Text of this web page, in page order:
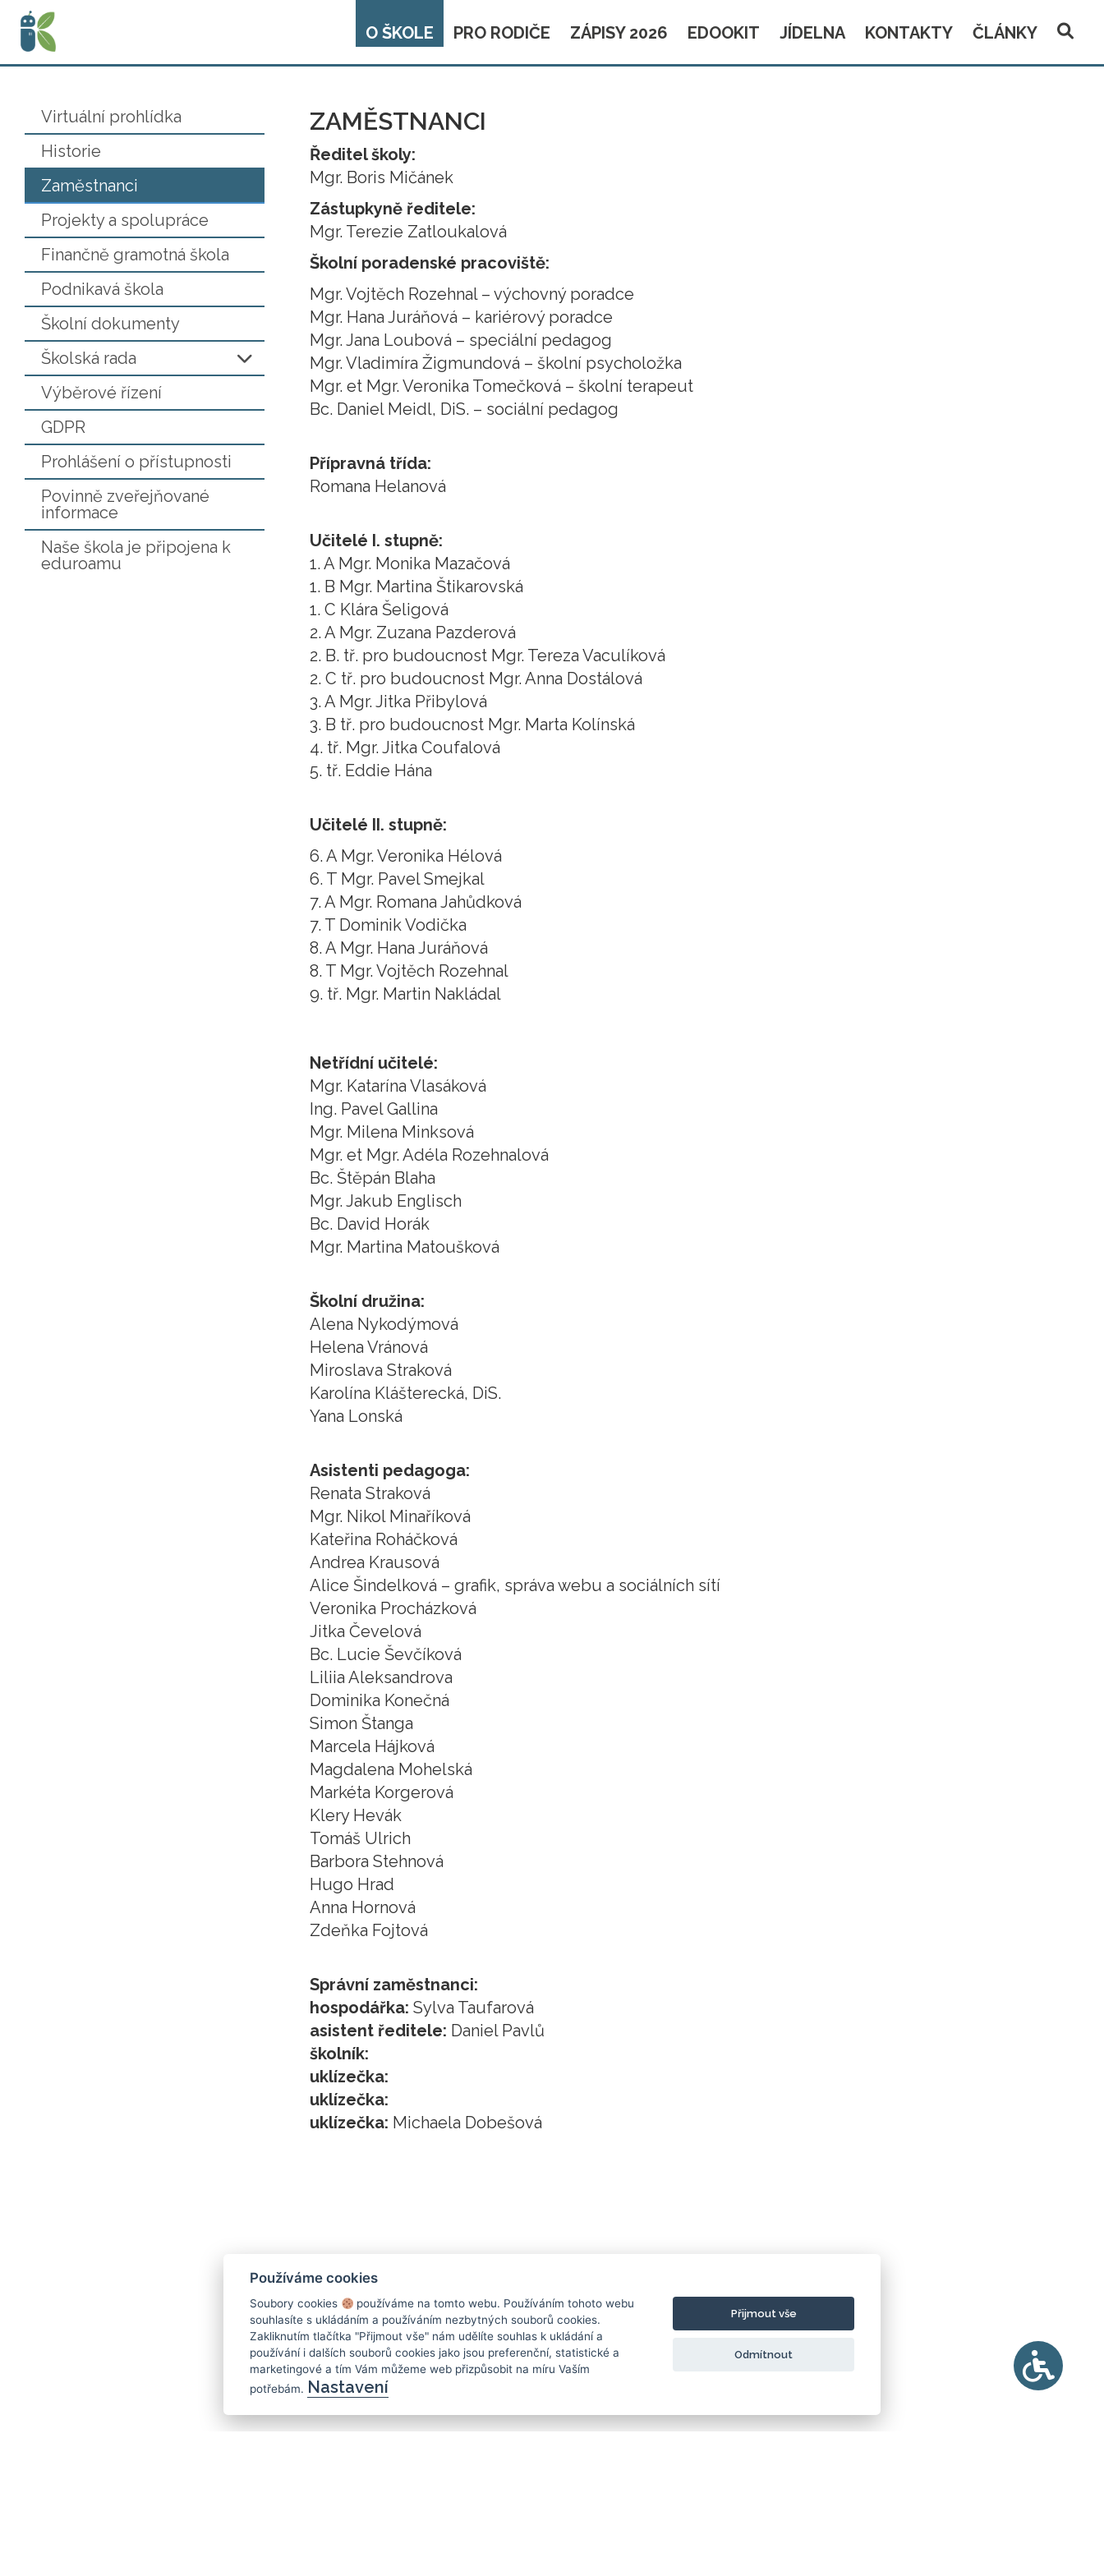
O ŠKOLE PRO RODIČE ZÁPISY 2026 EDOOKIT JÍDELNA KONTAKTY ČLÁNKY
Virtuální prohlídka
Historie
Zaměstnanci
Projekty a spolupráce
Finančně gramotná škola
Podnikavá škola
Školní dokumenty
Školská rada
Výběrové řízení
GDPR
Prohlášení o přístupnosti
Povinně zveřejňované
informace
Naše škola je připojena k
eduroamu
ZAMĚSTNANCI
Ředitel školy:
Mgr. Boris Mičánek
Zástupkyně ředitele:
Mgr. Terezie Zatloukalová
Školní poradenské pracoviště:
Mgr. Vojtěch Rozehnal – výchovný poradce
Mgr. Hana Juráňová – kariérový poradce
Mgr. Jana Loubová – speciální pedagog
Mgr. Vladimíra Žigmundová – školní psycholožka
Mgr. et Mgr. Veronika Tomečková – školní terapeut
Bc. Daniel Meidl, DiS. – sociální pedagog
Přípravná třída:
Romana Helanová
Učitelé I. stupně:
1. A Mgr. Monika Mazačová
1. B Mgr. Martina Štikarovská
1. C Klára Šeligová
2. A Mgr. Zuzana Pazderová
2. B. tř. pro budoucnost Mgr. Tereza Vaculíková
2. C tř. pro budoucnost Mgr. Anna Dostálová
3. A Mgr. Jitka Přibylová
3. B tř. pro budoucnost Mgr. Marta Kolínská
4. tř. Mgr. Jitka Coufalová
5. tř. Eddie Hána
Učitelé II. stupně:
6. A Mgr. Veronika Hélová
6. T Mgr. Pavel Smejkal
7. A Mgr. Romana Jahůdková
7. T Dominik Vodička
8. A Mgr. Hana Juráňová
8. T Mgr. Vojtěch Rozehnal
9. tř. Mgr. Martin Nakládal
Netřídní učitelé:
Mgr. Katarína Vlasáková
Ing. Pavel Gallina
Mgr. Milena Minksová
Mgr. et Mgr. Adéla Rozehnalová
Bc. Štěpán Blaha
Mgr. Jakub Englisch
Bc. David Horák
Mgr. Martina Matoušková
Školní družina:
Alena Nykodýmová
Helena Vránová
Miroslava Straková
Karolína Klášterecká, DiS.
Yana Lonská
Asistenti pedagoga:
Renata Straková
Mgr. Nikol Minaříková
Kateřina Roháčková
Andrea Krausová
Alice Šindelková – grafik, správa webu a sociálních sítí
Veronika Procházková
Jitka Čevelová
Bc. Lucie Ševčíková
Liliia Aleksandrova
Dominika Konečná
Simon Štanga
Marcela Hájková
Magdalena Mohelská
Markéta Korgerová
Klery Hevák
Tomáš Ulrich
Barbora Stehnová
Hugo Hrad
Anna Hornová
Zdeňka Fojtová
Správní zaměstnanci:
hospodářka: Sylva Taufarová
asistent ředitele: Daniel Pavlů
školník:
uklízečka:
uklízečka:
uklízečka: Michaela Dobešová
Používáme cookies
Soubory cookies
používáme na tomto webu. Používáním tohoto webu
souhlasíte s ukládáním a používáním nezbytných souborů cookies.
Zakliknutím tlačítka "Přijmout vše" nám udělíte souhlas k ukládání a
používání i dalších souborů cookies jako jsou preferenční, statistické a
marketingové a tím Vám můžeme web přizpůsobit na míru Vaším
potřebám. Nastavení
Přijmout vše
Odmítnout